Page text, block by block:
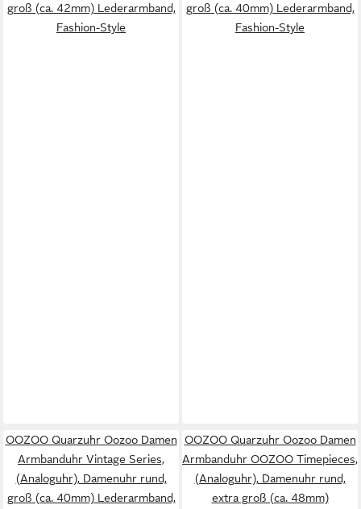
groß (ca. 42mm) Lederarmband,
Fashion-Style
groß (ca. 40mm) Lederarmband,
Fashion-Style
OOZOO Quarzuhr Oozoo Damen
Armbanduhr Vintage Series,
(Analoguhr), Damenuhr rund,
groß (ca. 40mm) Lederarmband,
OOZOO Quarzuhr Oozoo Damen
Armbanduhr OOZOO Timepieces,
(Analoguhr), Damenuhr rund,
extra groß (ca. 48mm)